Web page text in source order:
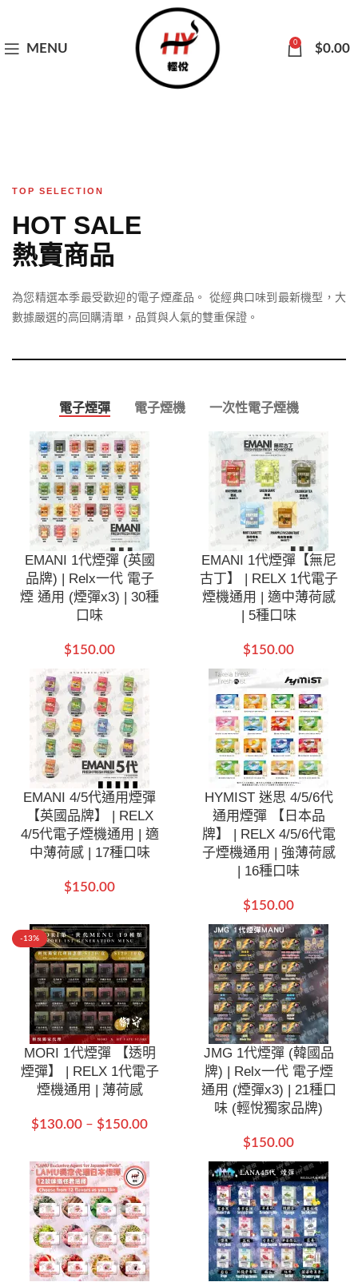
MENU 0 $0.00
TOP SELECTION
HOT SALE
熱賣商品
為您精選本季最受歡迎的電子煙產品。 從經典口味到最新機型，大
數據嚴選的高回購清單，品質與人氣的雙重保證。
電子煙彈 電子煙機 一次性電子煙機
EMANI 1代煙彈 (英國
品牌) | Relx一代 電子
煙 通用 (煙彈x3) | 30種
口味
$150.00
EMANI 1代煙彈【無尼
古丁】 | RELX 1代電子
煙機通用 | 適中薄荷感
| 5種口味
$150.00
EMANI 4/5代通用煙彈
【英國品牌】 | RELX
4/5代電子煙機通用 | 適
中薄荷感 | 17種口味
$150.00
HYMIST 迷思 4/5/6代
通用煙彈 【日本品
牌】 | RELX 4/5/6代電
子煙機通用 | 強薄荷感
| 16種口味
$150.00
-13%
MORI 1代煙彈 【透明
煙彈】 | RELX 1代電子
煙機通用 | 薄荷感
$130.00 – $150.00
JMG 1代煙彈 (韓國品
牌) | Relx一代 電子煙
通用 (煙彈x3) | 21種口
味 (輕悅獨家品牌)
$150.00